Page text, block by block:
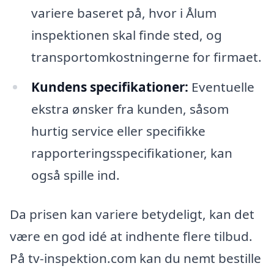
variere baseret på, hvor i Ålum
inspektionen skal finde sted, og
transportomkostningerne for firmaet.
Kundens specifikationer: Eventuelle
ekstra ønsker fra kunden, såsom
hurtig service eller specifikke
rapporteringsspecifikationer, kan
også spille ind.
Da prisen kan variere betydeligt, kan det
være en god idé at indhente flere tilbud.
På tv-inspektion.com kan du nemt bestille